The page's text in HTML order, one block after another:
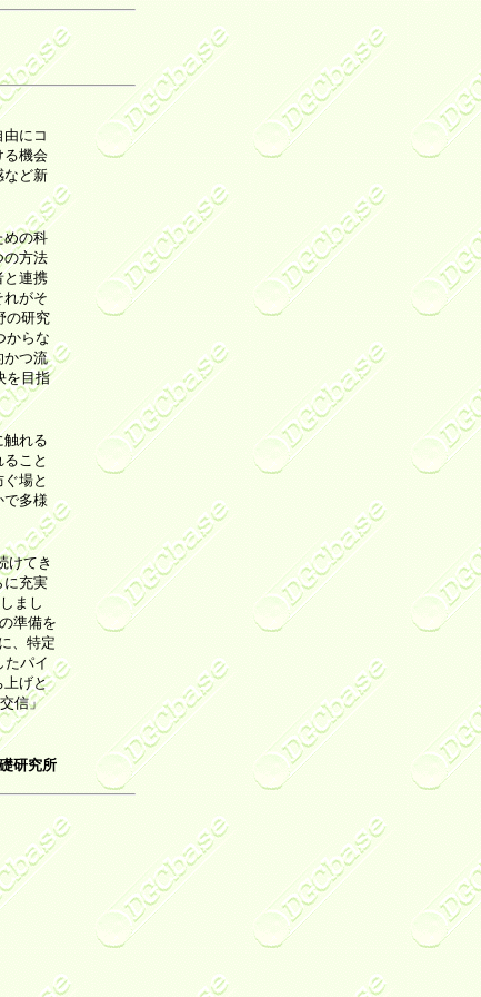
にコ
る機会
など新
めの科
の方法
と連携
れがそ
の研究
からな
かつ流
を目指
触れる
こと
場と
で多様
けてき
に充実
まし
準備を
、特定
たパイ
上げと
信」
研究所